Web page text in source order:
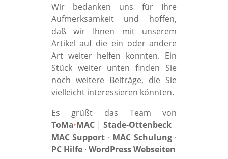
Wir bedanken uns für Ihre
Aufmerksamkeit und hoffen,
daß wir Ihnen mit unserem
Artikel auf die ein oder andere
Art weiter helfen konnten. Ein
Stück weiter unten finden Sie
noch weitere Beiträge, die Sie
vielleicht interessieren könnten.
Es grüßt das Team von
ToMa·MAC| Stade-Ottenbeck
MAC Support · MAC Schulung·
PC Hilfe· WordPress Webseiten